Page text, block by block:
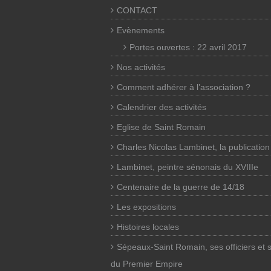
CONTACT
Evènements
Portes ouvertes : 22 avril 2017
Nos activités
Comment adhérer à l’association ?
Calendrier des activités
Eglise de Saint Romain
Charles Nicolas Lambinet, la publication
Lambinet, peintre sénonais du XVIIIe
Centenaire de la guerre de 14/18
Les expositions
Histoires locales
Sépeaux-Saint Romain, ses officiers et
du Premier Empire